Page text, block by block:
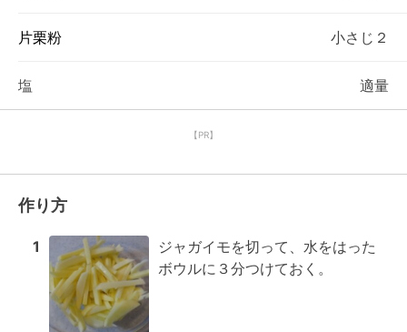
片栗粉 小さじ２
塩 適量
【PR】
作り方
1
ジャガイモを切って、水をはった
ボウルに３分つけておく。